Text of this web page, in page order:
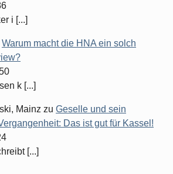
i [...]
Warum macht die HNA ein solch
k [...]
Mainz zu Geselle und sein
Das ist gut für Kassel!
[...]